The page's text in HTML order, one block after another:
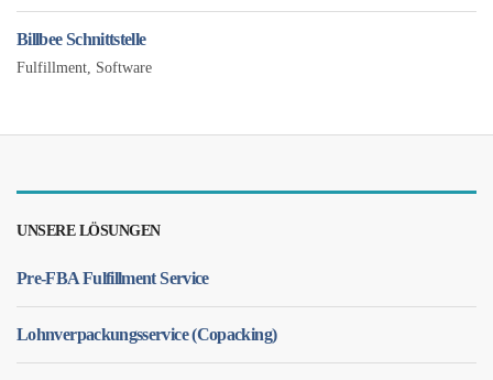
Billbee Schnittstelle
Fulfillment, Software
UNSERE LÖSUNGEN
Pre-FBA Fulfillment Service
Lohnverpackungsservice (Copacking)